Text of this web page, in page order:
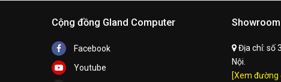
Cộng đồng Gland Computer
Facebook
Youtube
Showroom
Địa chỉ: số
Nội.
[Xem đường